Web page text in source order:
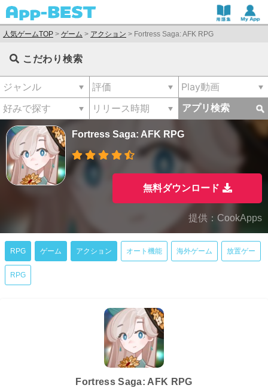
人気ゲームTOP > ゲーム > アクション > Fortress Saga: AFK RPG
こだわり検索
アプリ検索
Fortress Saga: AFK RPG
無料ダウンロード
提供：CookApps
RPG ゲーム アクション オート機能 海外ゲーム 放置ゲー
RPG
Fortress Saga: AFK RPG